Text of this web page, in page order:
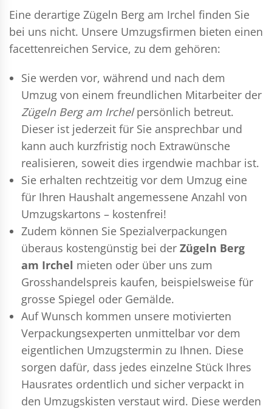
Eine derartige Zügeln Berg am Irchel finden Sie
bei uns nicht. Unsere Umzugsfirmen bieten einen
facettenreichen Service, zu dem gehören:
Sie werden vor, während und nach dem
Umzug von einem freundlichen Mitarbeiter der
Zügeln Berg am Irchelpersönlich betreut.
Dieser ist jederzeit für Sie ansprechbar und
kann auch kurzfristig noch Extrawünsche
realisieren, soweit dies irgendwie machbar ist.
Sie erhalten rechtzeitig vor dem Umzug eine
für Ihren Haushalt angemessene Anzahl von
Umzugskartons – kostenfrei!
Zudem können Sie Spezialverpackungen
überaus kostengünstig bei der Zügeln Berg
am Irchel mieten oder über uns zum
Grosshandelspreis kaufen, beispielsweise für
grosse Spiegel oder Gemälde.
Auf Wunsch kommen unsere motivierten
Verpackungsexperten unmittelbar vor dem
eigentlichen Umzugstermin zu Ihnen. Diese
sorgen dafür, dass jedes einzelne Stück Ihres
Hausrates ordentlich und sicher verpackt in
den Umzugskisten verstaut wird. Diese werden